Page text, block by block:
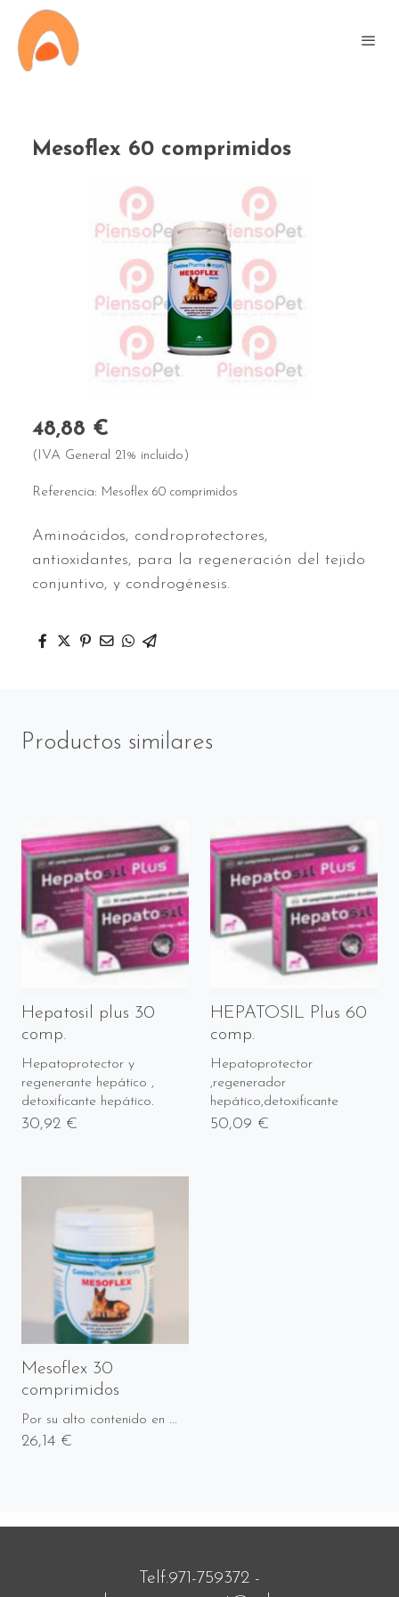
Mesoflex 60 comprimidos
48,88 €
(IVA General 21% incluido)
Referencia: Mesoflex 60 comprimidos
Aminoácidos, condroprotectores,
antioxidantes, para la regeneración del tejido
conjuntivo, y condrogénesis.
Productos similares
Hepatosil plus 30
comp.
Hepatoprotector y
regenerante hepático ,
detoxificante hepático.
30,92 €
HEPATOSIL Plus 60
comp.
Hepatoprotector
,regenerador
hepático,detoxificante
50,09 €
Mesoflex 30
comprimidos
Por su alto contenido en ...
26,14 €
Telf.971-759372 -